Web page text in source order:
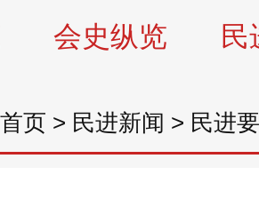
会史纵览 民
首页 > 民进新闻 > 民进